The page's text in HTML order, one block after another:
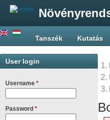
Tanszék Kutatás
User login
Username *
Password *